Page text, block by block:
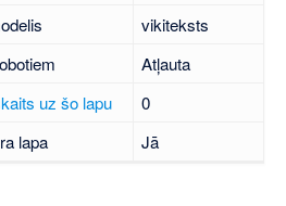
vikiteksts
Atļauta
uz šo lapu
0
lapa
Jā